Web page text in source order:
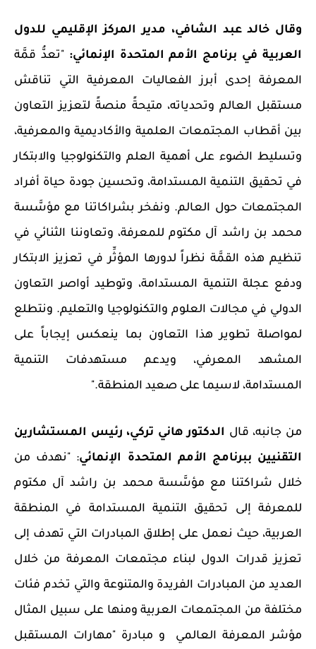
وقال خالد عبد الشافي، مدير المركز الإقليمي للدول
العربية في برنامج الأمم المتحدة الإنمائي:"تعدُّ قمَّة
المعرفة إحدى أبرز الفعاليات المعرفية التي تناقش
مستقبل العالم وتحدياته، متيحةً منصةً لتعزيز التعاون
بين أقطاب المجتمعات العلمية والأكاديمية والمعرفية،
وتسليط الضوء على أهمية العلم والتكنولوجيا والابتكار
في تحقيق التنمية المستدامة، وتحسين جودة حياة أفراد
المجتمعات حول العالم. ونفخر بشراكاتنا مع مؤسَّسة
محمد بن راشد آل مكتوم للمعرفة، وتعاوننا الثنائي في
تنظيم هذه القمَّة نظراً لدورها المؤثِّر في تعزيز الابتكار
ودفع عجلة التنمية المستدامة، وتوطيد أواصر التعاون
الدولي في مجالات العلوم والتكنولوجيا والتعليم. ونتطلع
لمواصلة تطوير هذا التعاون بما ينعكس إيجاباً على
المشهد المعرفي، ويدعم مستهدفات التنمية
المستدامة، لاسيما على صعيد المنطقة."
من جانبه، قال الدكتور هاني تركي، رئيس المستشارين
التقنيين ببرنامج الأمم المتحدة الإنمائي: "نهدف من
خلال شراكتنا مع مؤسَّسة محمد بن راشد آل مكتوم
للمعرفة إلى تحقيق التنمية المستدامة في المنطقة
العربية، حيث نعمل على إطلاق المبادرات التي تهدف إلى
تعزيز قدرات الدول لبناء مجتمعات المعرفة من خلال
العديد من المبادرات الفريدة والمتنوعة والتي تخدم فئات
مختلفة من المجتمعات العربية ومنها على سبيل المثال
مؤشر المعرفة العالمي
و مبادرة "مهارات المستقبل